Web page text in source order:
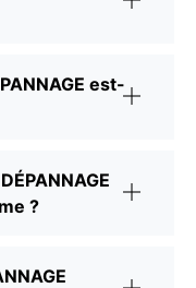
est-
?